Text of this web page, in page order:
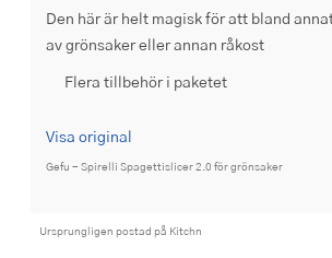
Den här är helt magisk för att bland
av grönsaker eller annan råkost
Flera tillbehör i paketet
Visa original
Gefu - Spirelli Spagettislicer 2.0 för grönsaker
Ursprungligen postad på Kitchn